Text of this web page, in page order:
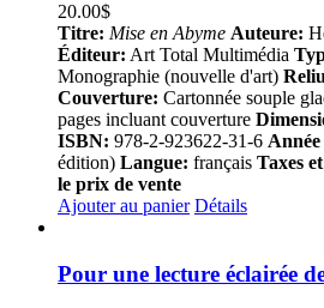
20.00$
Titre: Mise en Abyme Auteure:
Éditeur: Art Total Multimédia
Monographie (nouvelle d'art)
Couverture: Cartonnée souple
pages incluant couverture
ISBN: 978-2-923622-31-6
édition) Langue: français Taxes
le prix de vente
Ajouter au panier Détails
Pour une lecture éclairée